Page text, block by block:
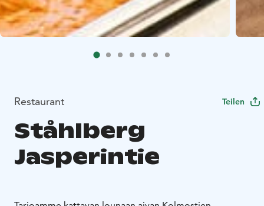
Restaurant Teilen
Ståhlberg
Jasperintie